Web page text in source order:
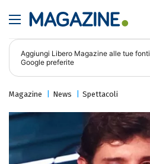
Aggiungi Libero Magazine alle tue fonti
Google preferite
Magazine News Spettacoli